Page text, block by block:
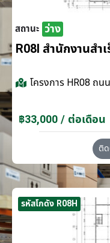
สถานะ ว่าง
R08I สำนักงานสำ
โครงการ HR08 ถน
฿33,000 / ต่อเดือน
ติ
รหัสโกดัง R08H